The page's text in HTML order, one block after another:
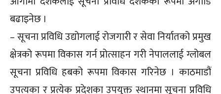
बढाइनेछ ।
– सूचना प्रविधि उद्योगलाई रोजगारी र सेवा निर्यातको प्रमुख
क्षेत्रको रूपमा विकास गर्न प्रोत्साहन गरी नेपाललाई ग्लोबल
सूचना प्रविधि हबको रूपमा विकास गरिनेछ । काठमाडौं
उपत्यका र प्रत्येक प्रदेशका उपयुक्त स्थानमा सूचना प्रविधि